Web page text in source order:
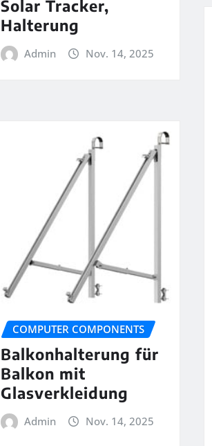
Solar Tracker,
Halterung
Admin Nov. 14, 2025
COMPUTER COMPONENTS
Balkonhalterung für
Balkon mit
Glasverkleidung
Admin Nov. 14, 2025